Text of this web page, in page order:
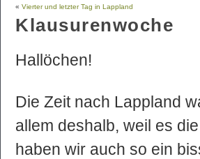
« Vierter und letzter Tag in Lappland
Klausurenwoche
Hallöchen!
Die Zeit nach Lappland
allem deshalb, weil es
haben wir auch so ein